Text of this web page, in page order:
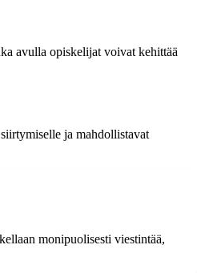
avulla opiskelijat voivat kehittää
ja mahdollistavat
monipuolisesti viestintää,